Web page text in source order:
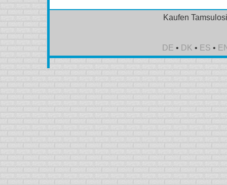
Kaufen
DE • DK • ES •